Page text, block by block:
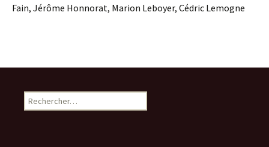
Fain, Jérôme Honnorat, Marion Leboyer, Cédric Lemogne
R
e